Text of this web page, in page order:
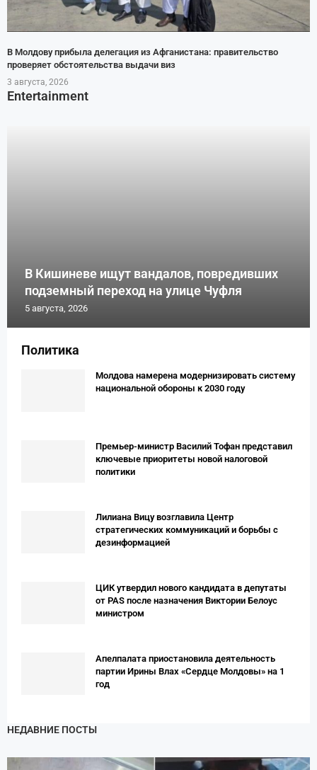
В Молдову прибыла делегация из Афганистана: правительство
проверяет обстоятельства выдачи виз
3 августа, 2026
Entertainment
В Кишиневе ищут вандалов, повредивших
подземный переход на улице Чуфля
5 августа, 2026
Политика
Молдова намерена модернизировать систему
национальной обороны к 2030 году
Премьер-министр Василий Тофан представил
ключевые приоритеты новой налоговой
политики
Лилиана Вицу возглавила Центр
стратегических коммуникаций и борьбы с
дезинформацией
ЦИК утвердил нового кандидата в депутаты
от PAS после назначения Виктории Белоус
министром
Апелпалата приостановила деятельность
партии Ирины Влах «Сердце Молдовы» на 1
год
НЕДАВНИЕ ПОСТЫ